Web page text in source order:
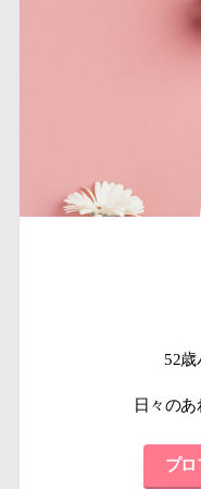
52歳
日々の
プロ